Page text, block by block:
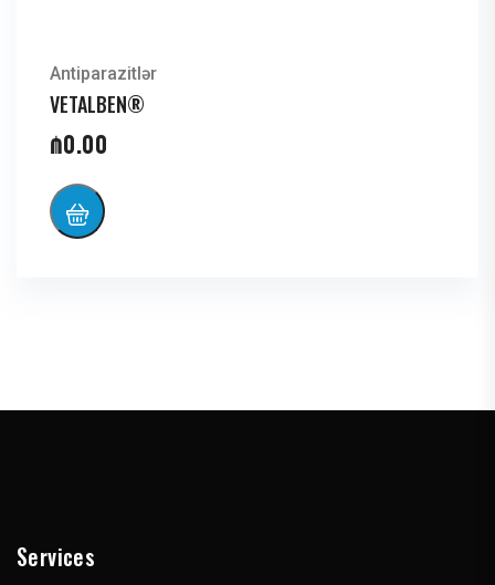
Antiparazitlər
VETALBEN®
₼0.00
Services